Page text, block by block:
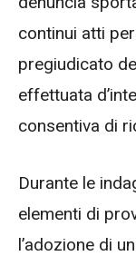
continui atti
pregiudicato
effettuata
consentiva di
Durante le
elementi di
l’adozione di